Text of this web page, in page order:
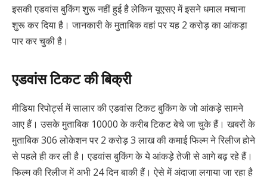
इसकी एडवांस बुकिंग शुरू नहीं हुई है लेकिन यूएसए में इसने धमाल मचाना
शुरू कर दिया है। जानकारी के मुताबिक वहां पर यह 2 करोड़ का आंकड़ा
पार कर चुकी है।
एडवांस टिकट की बिक्री
मीडिया रिपोर्ट्स में सालार की एडवांस टिकट बुकिंग के जो आंकड़े सामने
आए हैं। उसके मुताबिक 10000 के करीब टिकट बेचे जा चुके हैं। खबरों के
मुताबिक 306 लोकेशन पर 2 करोड़ 3 लाख की कमाई फिल्म ने रिलीज होने
से पहले ही कर ली है। एडवांस बुकिंग के ये आंकड़े तेजी से आगे बढ़ रहे हैं।
फिल्म की रिलीज में अभी 24 दिन बाकी हैं। ऐसे में अंदाजा लगाया जा रहा है